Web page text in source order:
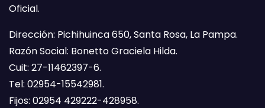
Oficial.
Dirección: Pichihuinca 650, Santa Rosa, La Pampa.
Razón Social: Bonetto Graciela Hilda.
Cuit: 27-11462397-6.
Tel: 02954-15542981.
Fijos: 02954 429222-428958.